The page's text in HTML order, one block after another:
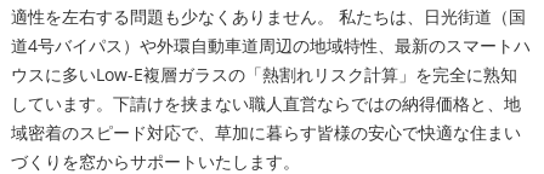
適性を左右する問題も少なくありません。 私たちは、日光街道（国
道4号バイパス）や外環自動車道周辺の地域特性、最新のスマートハ
ウスに多いLow-E複層ガラスの「熱割れリスク計算」を完全に熟知
しています。下請けを挟まない職人直営ならではの納得価格と、地
域密着のスピード対応で、草加に暮らす皆様の安心で快適な住まい
づくりを窓からサポートいたします。